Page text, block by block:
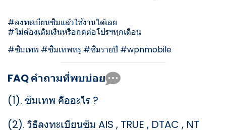
#ลงทะเบียนซิมแล้วใช้งานได้เลย
#ไม่ต้องเติมเงินหรือกดต่อโปรฯทุกเดือน
#ซิมเทพ #ซิมเทพทรู #ซิมรายปี #wpnmobile
FAQ คำถามที่พบบ่อย
(1). ซิมเทพ คืออะไร ?
(2). วิธีลงทะเบียนซิม AIS , TRUE , DTAC , NT